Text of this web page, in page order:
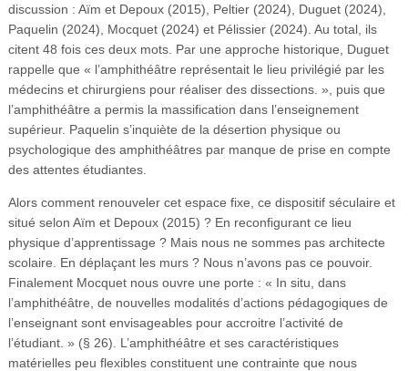
discussion : Aïm et Depoux (2015), Peltier (2024), Duguet (2024),
Paquelin (2024), Mocquet (2024) et Pélissier (2024). Au total, ils
citent 48 fois ces deux mots. Par une approche historique, Duguet
rappelle que « l’amphithéâtre représentait le lieu privilégié par les
médecins et chirurgiens pour réaliser des dissections. », puis que
l’amphithéâtre a permis la massification dans l’enseignement
supérieur. Paquelin s’inquiète de la désertion physique ou
psychologique des amphithéâtres par manque de prise en compte
des attentes étudiantes.
Alors comment renouveler cet espace fixe, ce dispositif séculaire et
situé selon Aïm et Depoux (2015) ? En reconfigurant ce lieu
physique d’apprentissage ? Mais nous ne sommes pas architecte
scolaire. En déplaçant les murs ? Nous n’avons pas ce pouvoir.
Finalement Mocquet nous ouvre une porte : « In situ, dans
l’amphithéâtre, de nouvelles modalités d’actions pédagogiques de
l’enseignant sont envisageables pour accroitre l’activité de
l’étudiant. » (§ 26). L’amphithéâtre et ses caractéristiques
matérielles peu flexibles constituent une contrainte que nous